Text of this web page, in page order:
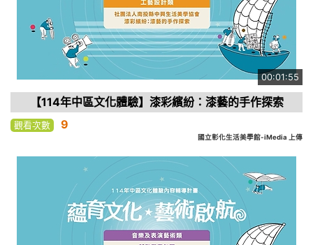
00:01:55
【114年中區文化體驗】漆彩繽紛：漆藝的手作探索
觀看次數 9
國立彰化生活美學館-iMedia 上傳